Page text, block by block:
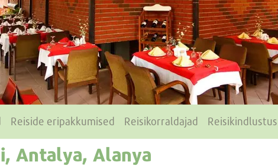
Reiside eripakkumised Reisikorraldajad Reisikindlustus
Antalya, Alanya